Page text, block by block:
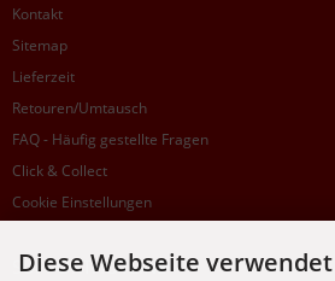
Kontakt
Sitemap
Lieferzeit
Retouren/Umtausch
FAQ - Häufig gestellte Fragen
Click & Collect
Cookie Einstellungen
SUPPORTHOTLINE
Diese Webseite